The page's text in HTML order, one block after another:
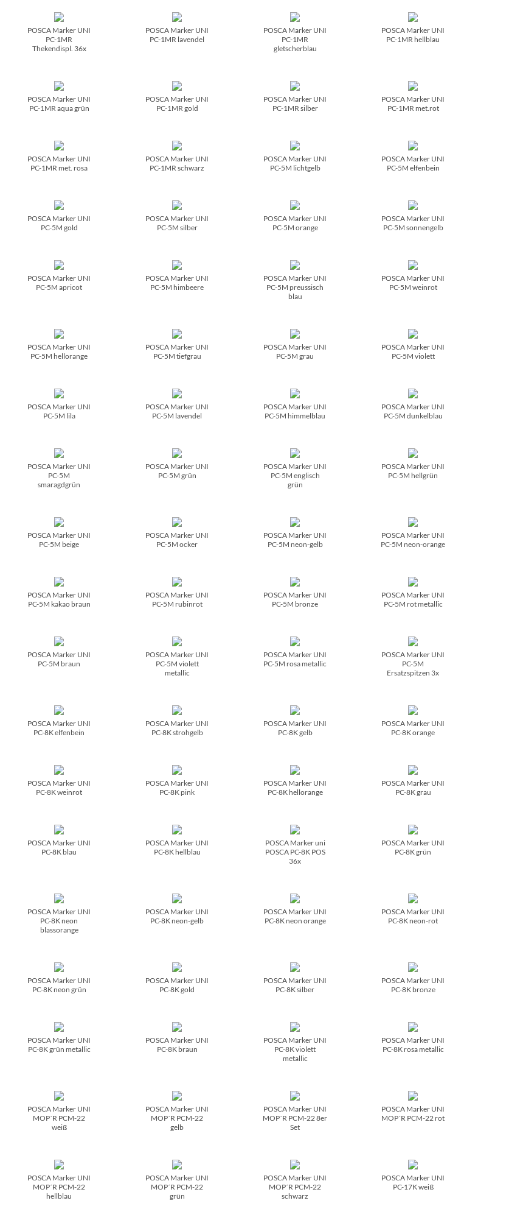
POSCA Marker UNI
PC-1MR
Thekendispl. 36x
POSCA Marker UNI
PC-1MR lavendel
POSCA Marker UNI
PC-1MR
gletscherblau
POSCA Marker UNI
PC-1MR hellblau
POSCA Marker UNI
PC-1MR aqua grün
POSCA Marker UNI
PC-1MR gold
POSCA Marker UNI
PC-1MR silber
POSCA Marker UNI
PC-1MR met.rot
POSCA Marker UNI
PC-1MR met. rosa
POSCA Marker UNI
PC-1MR schwarz
POSCA Marker UNI
PC-5M lichtgelb
POSCA Marker UNI
PC-5M elfenbein
POSCA Marker UNI
PC-5M gold
POSCA Marker UNI
PC-5M silber
POSCA Marker UNI
PC-5M orange
POSCA Marker UNI
PC-5M sonnengelb
POSCA Marker UNI
PC-5M apricot
POSCA Marker UNI
PC-5M himbeere
POSCA Marker UNI
PC-5M preussisch
blau
POSCA Marker UNI
PC-5M weinrot
POSCA Marker UNI
PC-5M hellorange
POSCA Marker UNI
PC-5M tiefgrau
POSCA Marker UNI
PC-5M grau
POSCA Marker UNI
PC-5M violett
POSCA Marker UNI
PC-5M lila
POSCA Marker UNI
PC-5M lavendel
POSCA Marker UNI
PC-5M himmelblau
POSCA Marker UNI
PC-5M dunkelblau
POSCA Marker UNI
PC-5M
smaragdgrün
POSCA Marker UNI
PC-5M grün
POSCA Marker UNI
PC-5M englisch
grün
POSCA Marker UNI
PC-5M hellgrün
POSCA Marker UNI
PC-5M beige
POSCA Marker UNI
PC-5M ocker
POSCA Marker UNI
PC-5M neon-gelb
POSCA Marker UNI
PC-5M neon-orange
POSCA Marker UNI
PC-5M kakao braun
POSCA Marker UNI
PC-5M rubinrot
POSCA Marker UNI
PC-5M bronze
POSCA Marker UNI
PC-5M rot metallic
POSCA Marker UNI
PC-5M braun
POSCA Marker UNI
PC-5M violett
metallic
POSCA Marker UNI
PC-5M rosa metallic
POSCA Marker UNI
PC-5M
Ersatzspitzen 3x
POSCA Marker UNI
PC-8K elfenbein
POSCA Marker UNI
PC-8K strohgelb
POSCA Marker UNI
PC-8K gelb
POSCA Marker UNI
PC-8K orange
POSCA Marker UNI
PC-8K weinrot
POSCA Marker UNI
PC-8K pink
POSCA Marker UNI
PC-8K hellorange
POSCA Marker UNI
PC-8K grau
POSCA Marker UNI
PC-8K blau
POSCA Marker UNI
PC-8K hellblau
POSCA Marker uni
POSCA PC-8K POS
36x
POSCA Marker UNI
PC-8K grün
POSCA Marker UNI
PC-8K neon
blassorange
POSCA Marker UNI
PC-8K neon-gelb
POSCA Marker UNI
PC-8K neon orange
POSCA Marker UNI
PC-8K neon-rot
POSCA Marker UNI
PC-8K neon grün
POSCA Marker UNI
PC-8K gold
POSCA Marker UNI
PC-8K silber
POSCA Marker UNI
PC-8K bronze
POSCA Marker UNI
PC-8K grün metallic
POSCA Marker UNI
PC-8K braun
POSCA Marker UNI
PC-8K violett
metallic
POSCA Marker UNI
PC-8K rosa metallic
POSCA Marker UNI
MOP´R PCM-22
weiß
POSCA Marker UNI
MOP´R PCM-22
gelb
POSCA Marker UNI
MOP´R PCM-22 8er
Set
POSCA Marker UNI
MOP´R PCM-22 rot
POSCA Marker UNI
MOP´R PCM-22
hellblau
POSCA Marker UNI
MOP´R PCM-22
grün
POSCA Marker UNI
MOP´R PCM-22
schwarz
POSCA Marker UNI
PC-17K weiß